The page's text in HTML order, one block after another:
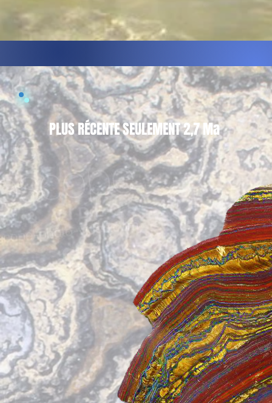
PLUS RÉCENTE SEULEMENT 2,7 Ma